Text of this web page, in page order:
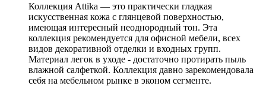
Коллекция Attika — это практически гладкая
искусственная кожа с глянцевой поверхностью,
имеющая интересный неоднородный тон. Эта
коллекция рекомендуется для офисной мебели, всех
видов декоративной отделки и входных групп.
Материал легок в уходе - достаточно протирать пыль
влажной салфеткой. Коллекция давно зарекомендовала
себя на мебельном рынке в эконом сегменте.